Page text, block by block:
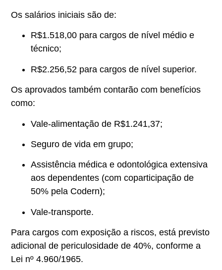
Os salários iniciais são de:
R$1.518,00 para cargos de nível médio e
técnico;
R$2.256,52 para cargos de nível superior.
Os aprovados também contarão com benefícios
como:
Vale-alimentação de R$1.241,37;
Seguro de vida em grupo;
Assistência médica e odontológica extensiva
aos dependentes (com coparticipação de
50% pela Codern);
Vale-transporte.
Para cargos com exposição a riscos, está previsto
adicional de periculosidade de 40%, conforme a
Lei nº 4.960/1965.